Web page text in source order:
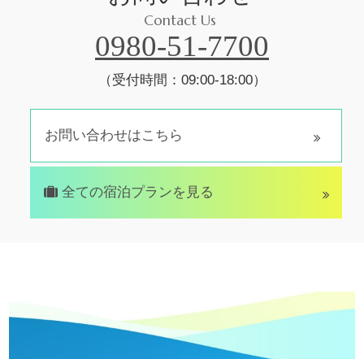
Contact Us
0980-51-7700
（受付時間：09:00-18:00）
お問い合わせはこちら
全ての宿泊プランを見る